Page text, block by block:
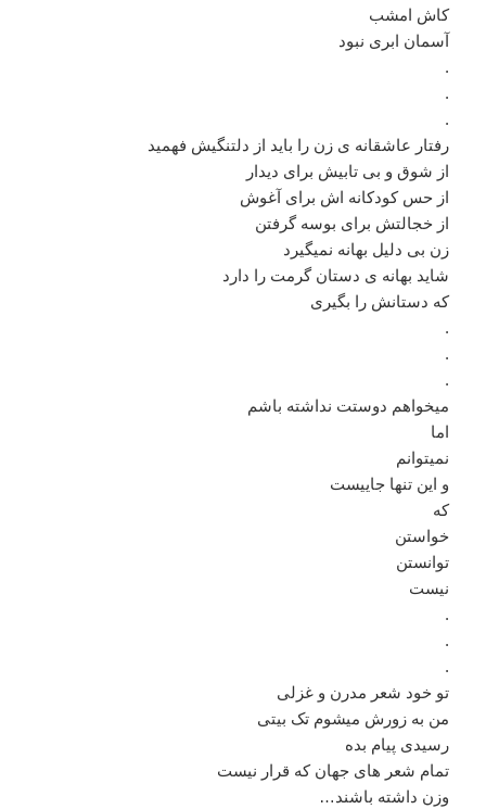
کاش امشب
آسمان ابری نبود
.
.
.
رفتار عاشقانه ی زن را باید از دلتنگیش فهمید
از شوق و بی تابیش برای دیدار
از حس کودکانه اش برای آغوش
از خجالتش برای بوسه گرفتن
زن بی دلیل بهانه نمیگیرد
شاید بهانه ی دستان گرمت را دارد
که دستانش را بگیری
.
.
.
میخواهم دوستت نداشته باشم
اما
نمیتوانم
و این تنها جاییست
که
خواستن
توانستن
نیست
.
.
.
تو خود شعر مدرن و غزلی
من به زورش میشوم تک بیتی
رسیدی پیام بده
تمام شعر های جهان که قرار نیست
وزن داشته باشند…